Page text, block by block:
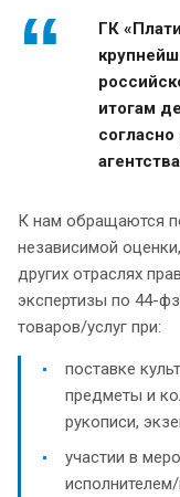
ГК
итогам
согласно
К нам обращаются
независимой
других отраслях
экспертизы по 44-
товаров/услуг при:
поставке
предметы и
рукописи,
участии в